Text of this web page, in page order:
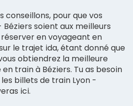
conseillons, pour que vos
soient aux meilleurs
en voyageant en
sur le trajet ida, étant donné que
obtiendrez la meilleure
train à Béziers. Tu as besoin
billets de train Lyon -
ici.